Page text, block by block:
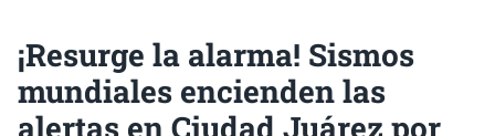
¡Resurge la alarma! Sismos
mundiales encienden las
alertas en Ciudad Juárez por